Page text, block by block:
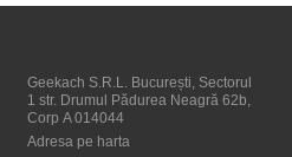
Geekach S.R.L. București, Sectorul
1 str. Drumul Pădurea Neagră 62b,
Corp A 014044
Adresa pe harta